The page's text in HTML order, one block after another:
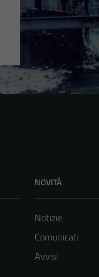
NOVITÀ
Notizie
Comunicati
Avvisi